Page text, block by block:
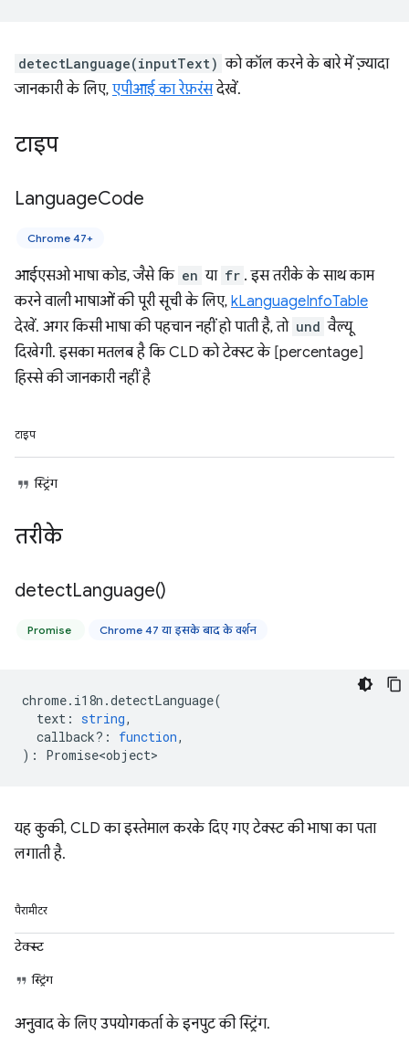
detectLanguage(inputText) को कॉल करने के बारे में ज़्यादा
जानकारी के लिए, एपीआई का रेफ़रंसदेखें.
टाइप
LanguageCode
Chrome 47+
आईएसओ भाषा कोड, जैसे कि en या fr . इस तरीके के साथ काम
करने वाली भाषाओं की पूरी सूची के लिए, kLanguageInfoTable
देखें. अगर किसी भाषा की पहचान नहीं हो पाती है, तो und वैल्यू
दिखेगी. इसका मतलब है कि CLD को टेक्स्ट के [percentage]
हिस्से की जानकारी नहीं है
टाइप
स्ट्रिंग
तरीके
detectLanguage()
Promise Chrome 47 या इसके बाद के वर्शन
chrome. i18n .detectLanguage(
text : string,
callback? : function,
) : Promise<object>
यह कुकी, CLD का इस्तेमाल करके दिए गए टेक्स्ट की भाषा का पता
लगाती है.
पैरामीटर
टेक्स्ट
स्ट्रिंग
अनुवाद के लिए उपयोगकर्ता के इनपुट की स्ट्रिंग.